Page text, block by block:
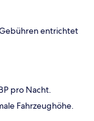
entrichtet
pro Nacht.
Fahrzeughöhe.